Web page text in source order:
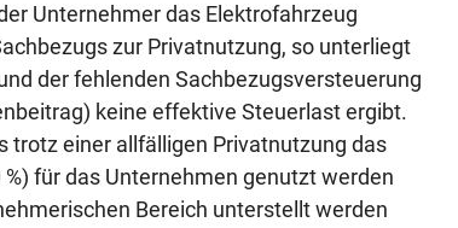
Unternehmer das Elektrofahrzeug
zur Privatnutzung, so unterliegt
der fehlenden Sachbezugsversteuerung
keine effektive Steuerlast ergibt.
trotz einer allfälligen Privatnutzung das
für das Unternehmen genutzt werden
Bereich unterstellt werden